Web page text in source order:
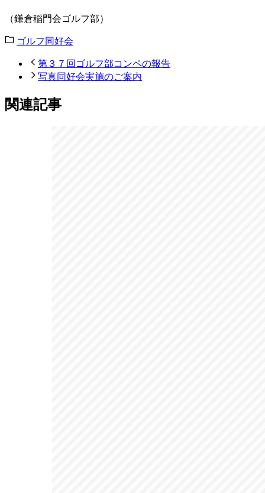
（鎌倉稲門会ゴルフ部）
ゴルフ同好会
第３７回ゴルフ部コンペの報告
写真同好会実施のご案内
関連記事